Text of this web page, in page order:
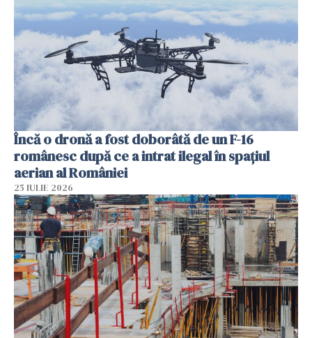
Încă o dronă a fost doborâtă de un F-16
românesc după ce a intrat ilegal în spațiul
aerian al României
25 IULIE 2026